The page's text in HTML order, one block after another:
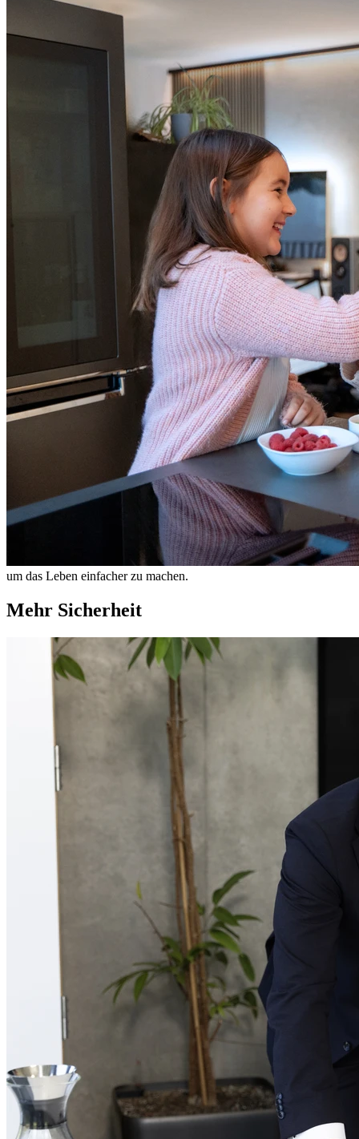
um das Leben einfacher zu machen.
Mehr Sicherheit